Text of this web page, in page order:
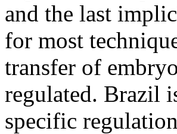
and the last
for most
transfer of
regulated. Brazil
specific